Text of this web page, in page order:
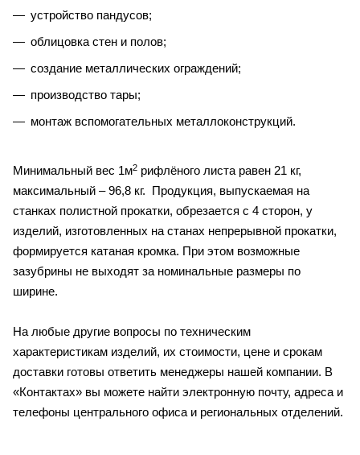
устройство пандусов;
облицовка стен и полов;
создание металлических ограждений;
производство тары;
монтаж вспомогательных металлоконструкций.
Минимальный вес 1м2 рифлёного листа равен 21 кг,
максимальный – 96,8 кг. Продукция, выпускаемая на
станках полистной прокатки, обрезается с 4 сторон, у
изделий, изготовленных на станах непрерывной прокатки,
формируется катаная кромка. При этом возможные
зазубрины не выходят за номинальные размеры по
ширине.
На любые другие вопросы по техническим
характеристикам изделий, их стоимости, цене и срокам
доставки готовы ответить менеджеры нашей компании. В
«Контактах» вы можете найти электронную почту, адреса и
телефоны центрального офиса и региональных отделений.